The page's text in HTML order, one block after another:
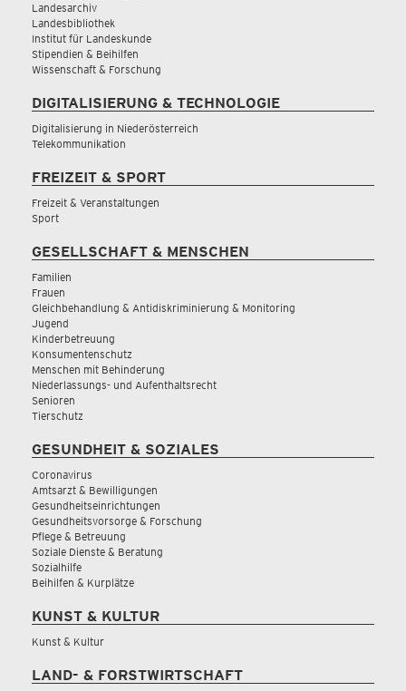
Landesarchiv
Landesbibliothek
Institut für Landeskunde
Stipendien & Beihilfen
Wissenschaft & Forschung
DIGITALISIERUNG & TECHNOLOGIE
Digitalisierung in Niederösterreich
Telekommunikation
FREIZEIT & SPORT
Freizeit & Veranstaltungen
Sport
GESELLSCHAFT & MENSCHEN
Familien
Frauen
Gleichbehandlung & Antidiskriminierung & Monitoring
Jugend
Kinderbetreuung
Konsumentenschutz
Menschen mit Behinderung
Niederlassungs- und Aufenthaltsrecht
Senioren
Tierschutz
GESUNDHEIT & SOZIALES
Coronavirus
Amtsarzt & Bewilligungen
Gesundheitseinrichtungen
Gesundheitsvorsorge & Forschung
Pflege & Betreuung
Soziale Dienste & Beratung
Sozialhilfe
Beihilfen & Kurplätze
KUNST & KULTUR
Kunst & Kultur
LAND- & FORSTWIRTSCHAFT